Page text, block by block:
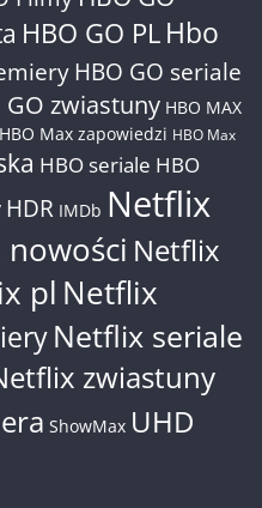
HBO GO PL Hbo
HBO GO seriale
GO zwiastuny HBO MAX
HBO Max zapowiedzi HBO Max
HBO seriale HBO
HDR IMDb Netflix
Netflix
pl Netflix
Netflix seriale
zwiastuny
ShowMax UHD